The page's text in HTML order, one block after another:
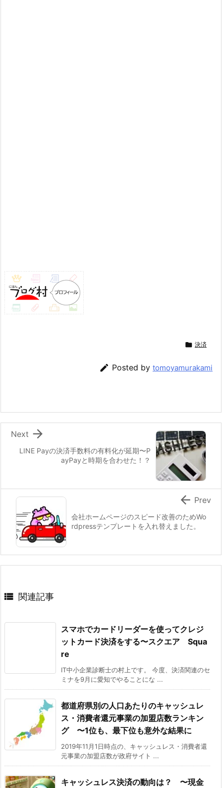
 決済
 Posted by tomoyamurakami
LINE Payの決済手数料の有料化が延期〜P
ayPayと時期を合わせた！？

Next
会社ホームページのスピード改善のためWo
rdpressテンプレートを入れ替えました。
 Prev
 関連記事
スマホでカードリーダーを使ってクレジ
ットカード決済をする〜スクエア Squa
re
IT中小企業診断士の村上です。 今度、決済関連のセ
ミナを9月に愛知でやることにな ...
都道府県別の人口あたりのキャッシュレ
ス・消費者還元事業の加盟店数ランキン
グ 〜1位も、最下位も意外な結果に
2019年11月1日時点の、キャッシュレス・消費者還
元事業の加盟店数が政府サイト ...
キャッシュレス決済の動向は？ 〜現金